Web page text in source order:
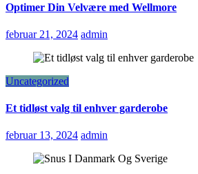
Optimer Din Velvære med Wellmore
februar 21, 2024 admin
Uncategorized
Et tidløst valg til enhver garderobe
februar 13, 2024 admin